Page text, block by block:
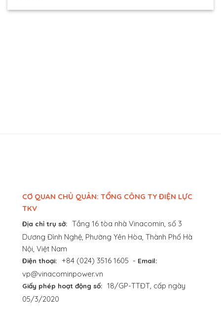
CƠ QUAN CHỦ QUẢN: TỔNG CÔNG TY ĐIỆN LỰC
TKV
Địa chỉ trụ sở: Tầng 16 tòa nhà Vinacomin, số 3
Dương Đình Nghệ, Phường Yên Hòa, Thành Phố Hà
Nội, Việt Nam
Điện thoại: +84 (024) 3516 1605 - Email:
vp@vinacominpower.vn
Giấy phép hoạt động số: 18/GP-TTĐT, cấp ngày
05/3/2020